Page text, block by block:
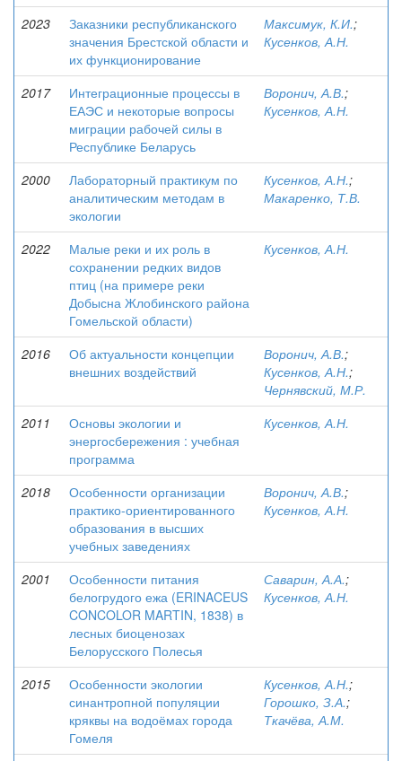
2023
Заказники республиканского
значения Брестской области и
их функционирование
Максимук, К.И.;
Кусенков, А.Н.
2017
Интеграционные процессы в
ЕАЭС и некоторые вопросы
миграции рабочей силы в
Республике Беларусь
Воронич, А.В.;
Кусенков, А.Н.
2000
Лабораторный практикум по
аналитическим методам в
экологии
Кусенков, А.Н.;
Макаренко, Т.В.
2022
Малые реки и их роль в
сохранении редких видов
птиц (на примере реки
Добысна Жлобинского района
Гомельской области)
Кусенков, А.Н.
2016
Об актуальности концепции
внешних воздействий
Воронич, А.В.;
Кусенков, А.Н.;
Чернявский, М.Р.
2011
Основы экологии и
энергосбережения : учебная
программа
Кусенков, А.Н.
2018
Особенности организации
практико-ориентированного
образования в высших
учебных заведениях
Воронич, А.В.;
Кусенков, А.Н.
2001
Особенности питания
белогрудого ежа (ERINACEUS
CONCOLOR MARTIN, 1838) в
лесных биоценозах
Белорусского Полесья
Саварин, А.А.;
Кусенков, А.Н.
2015
Особенности экологии
синантропной популяции
кряквы на водоёмах города
Гомеля
Кусенков, А.Н.;
Горошко, З.А.;
Ткачёва, А.М.